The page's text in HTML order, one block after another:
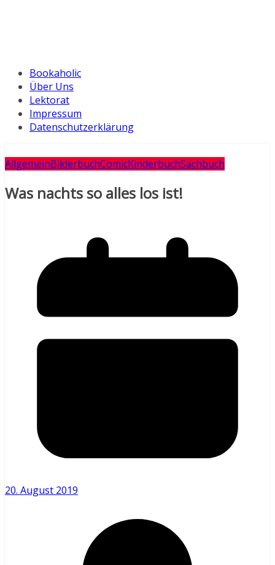
Bookaholic
Über Uns
Lektorat
Impressum
Datenschutzerklärung
AllgemeinBilderbuchComicKinderbuchSachbuch
Was nachts so alles los ist!
20. August 2019